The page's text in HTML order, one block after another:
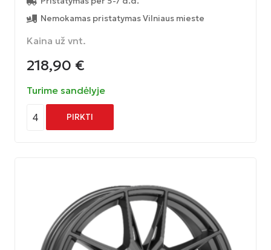
Nemokamas pristatymas Vilniaus mieste
Kaina už vnt.
218,90 €
Turime sandėlyje
4 PIRKTI